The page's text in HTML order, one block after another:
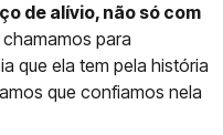
de alívio, não só com
para
que ela tem pela história
que confiamos nela